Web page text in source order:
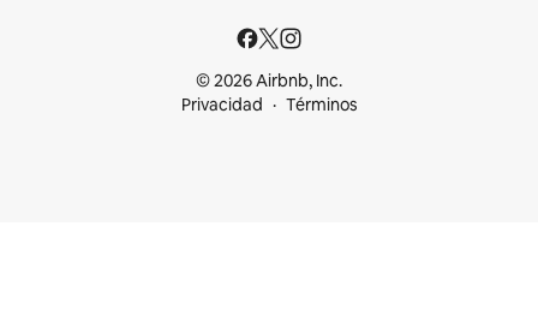
© 2026 Airbnb, Inc.
Privacidad
Términos